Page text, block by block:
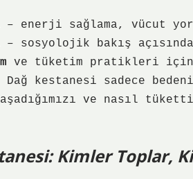
enerji sağlama, vücut
sosyolojik bakış
ve tüketim pratikleri
kestanesi sadece
ve nasıl
Kimler Toplar,